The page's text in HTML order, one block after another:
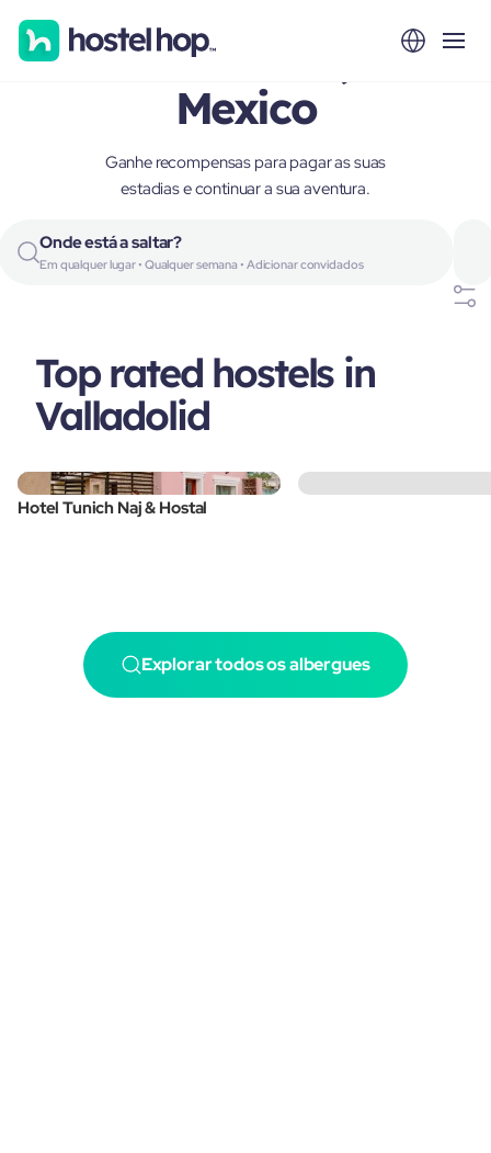
Valladolid,
Mexico
Ganhe recompensas para pagar as suas
estadias e continuar a sua aventura.
Onde está a saltar?
Em qualquer lugar • Qualquer semana • Adicionar convidados
Top rated hostels in
Valladolid
Hotel Tunich Naj & Hostal
Explorar todos os albergues